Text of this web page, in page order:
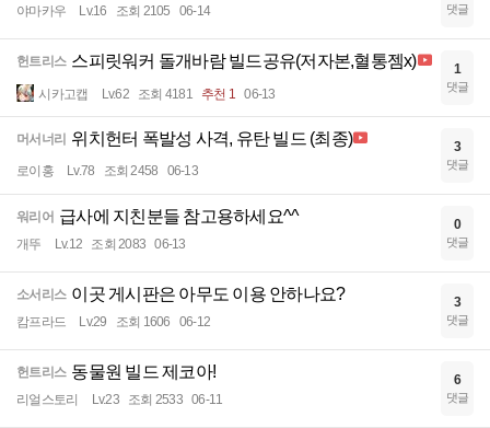
야마카우 Lv.16 조회 2105 06-14 댓글
헌트리스 스피릿워커 돌개바람 빌드공유(저자본,혈통젬x)
시카고캡 Lv.62 조회 4181 추천 1 06-13
1
댓글
머서너리 위치헌터 폭발성 사격, 유탄 빌드 (최종)
로이홍 Lv.78 조회 2458 06-13
3
댓글
워리어 급사에 지친분들 참고용하세요^^
개뚜 Lv.12 조회 2083 06-13
0
댓글
소서리스 이곳 게시판은 아무도 이용 안하나요?
캄프라드 Lv.29 조회 1606 06-12
3
댓글
헌트리스 동물원 빌드 제코아!
리얼스토리 Lv.23 조회 2533 06-11
6
댓글